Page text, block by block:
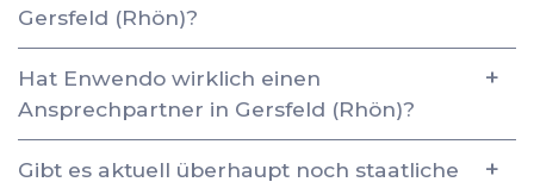
Gersfeld (Rhön)?
Hat Enwendo wirklich einen
Ansprechpartner in Gersfeld (Rhön)?
Gibt es aktuell überhaupt noch staatliche